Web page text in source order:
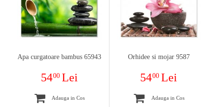
Apa curgatoare bambus 65943
5400 Lei
Adauga in Cos
Orhidee si mojar 9587
5400Lei
Adauga in Cos